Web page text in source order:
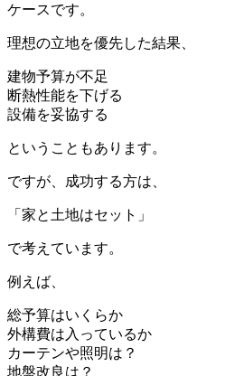
ケースです。
理想の立地を優先した結果、
建物予算が不足
断熱性能を下げる
設備を妥協する
ということもあります。
ですが、成功する方は、
「家と土地はセット」
で考えています。
例えば、
総予算はいくらか
外構費は入っているか
カーテンや照明は？
地盤改良は？